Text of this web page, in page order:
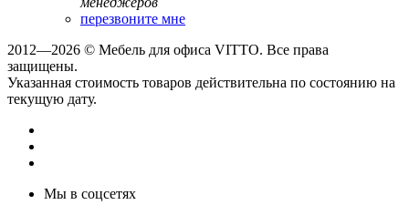
перезвоните мне
2012—2026 © Мебель для офиса VITTO. Все права
защищены.
Указанная стоимость товаров действительна по состоянию на
текущую дату.
Мы в соцсетях